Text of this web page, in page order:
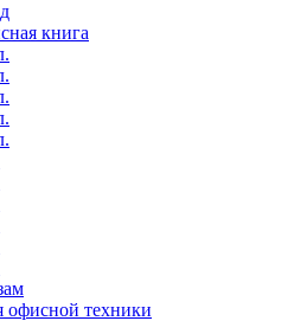
книга
офисной техники